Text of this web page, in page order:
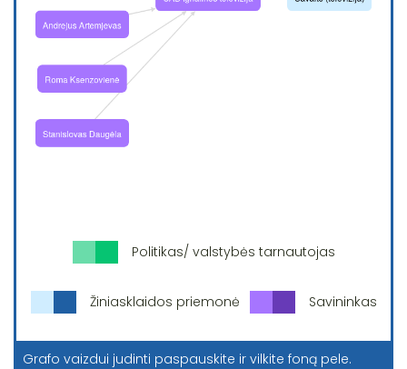
Politikas/ valstybės tarnautojas
Žiniasklaidos priemonė Savininkas
Grafo vaizdui judinti paspauskite ir vilkite foną pele.